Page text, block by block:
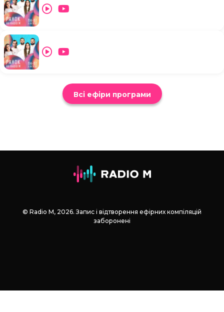
Всі ефіри програми
© Radio М, 2026. Запис і відтворення ефірних компіляцій
заборонені